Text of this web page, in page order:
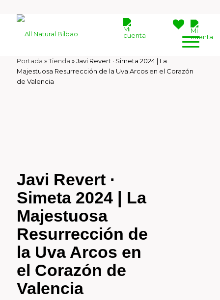
Portada »Tienda »Javi Revert · Simeta 2024 | La
Majestuosa Resurrección de la Uva Arcos en el Corazón
de Valencia
Javi Revert ·
Simeta 2024 | La
Majestuosa
Resurrección de
la Uva Arcos en
el Corazón de
Valencia